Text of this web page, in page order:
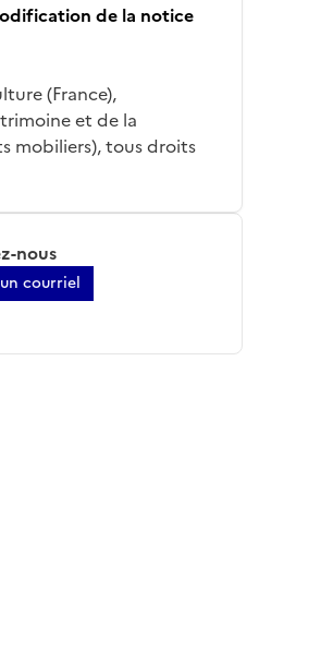
de la notice
(France),
et de la
mobiliers), tous droits
nous
courriel